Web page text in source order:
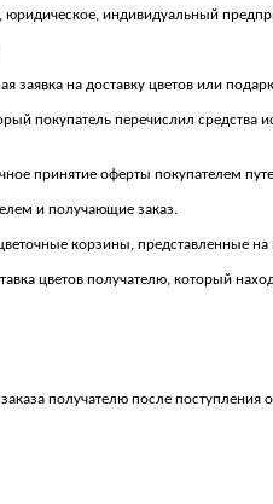
индивидуальный
на доставку цветов или
покупатель перечислил
принятие оферты покупателем
и получающие заказ.
корзины, представленные
цветов получателю, который
получателю после поступления